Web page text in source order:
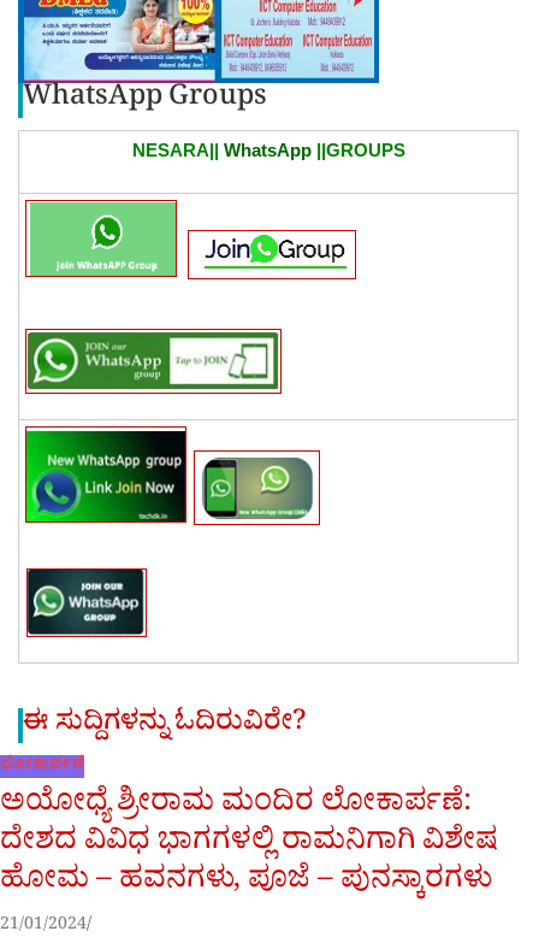
WhatsApp Groups
NESARA|| WhatsApp||GROUPS
ಈ ಸುದ್ದಿಗಳನ್ನು ಓದಿರುವಿರೇ?
ಲೋಕಾರ್ಪಣೆ
ಅಯೋಧ್ಯೆ ಶ್ರೀರಾಮ ಮಂದಿರ ಲೋಕಾರ್ಪಣೆ:
ದೇಶದ ವಿವಿಧ ಭಾಗಗಳಲ್ಲಿ ರಾಮನಿಗಾಗಿ ವಿಶೇಷ
ಹೋಮ – ಹವನಗಳು, ಪೂಜೆ – ಪುನಸ್ಕಾರಗಳು
21/01/2024